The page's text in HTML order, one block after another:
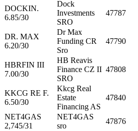
DOCKIN.
6.85/30
Dock
Investments
SRO
47787
DR. MAX
6.20/30
Dr Max
Funding CR
Sro
47790
HBRFIN III
7.00/30
HB Reavis
Finance CZ II
SRO
47808
KKCG RE F.
6.50/30
Kkcg Real
Estate
Financing AS
47840
NET4GAS
2,745/31
NET4GAS
sro
47876